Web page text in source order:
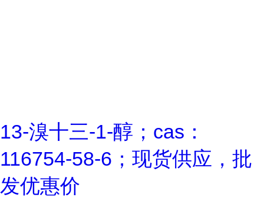
13-溴十三-1-醇；cas：
116754-58-6；现货供应，批
发优惠价